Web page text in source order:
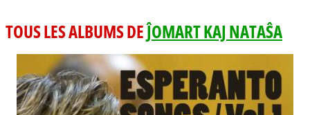
TOUS LES ALBUMS DEĴOMART KAJ NATAŜA